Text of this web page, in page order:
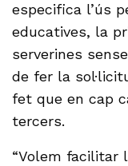
especifica l’ús
educatives, la
serverines
de fer la
fet que en cap
tercers.
“Volem facilitar